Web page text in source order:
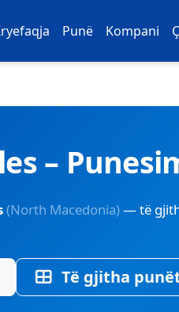
Punë Kompani
–
(North Macedonia)— të
Të gjitha